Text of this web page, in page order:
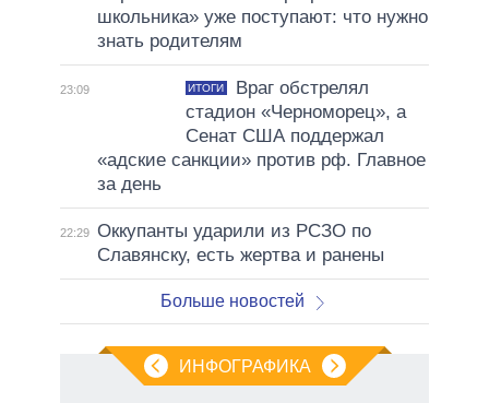
школьника» уже поступают: что нужно
знать родителям
23:09 ИТОГИ
Враг обстрелял
стадион «Черноморец», а
Сенат США поддержал
«адские санкции» против рф. Главное
за день
22:29 Оккупанты ударили из РСЗО по
Славянску, есть жертва и ранены
Больше новостей
ИНФОГРАФИКА